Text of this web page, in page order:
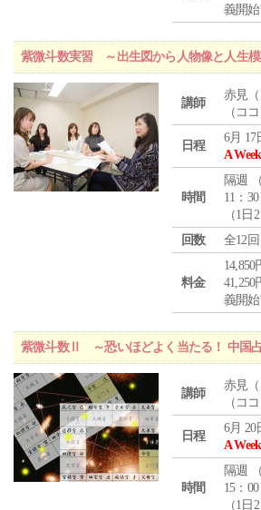
義開始
紫微斗数実習 ～出生図から人物像と人生
講師
赤見
（ココ
日程
6月 17
A Week
時間
隔週 （
11：
（1日
回数
全12回
料金
義開始
紫微斗数Ⅱ ～恐いほどよく当たる！ 中国
講師
赤見
（ココ
日程
6月 20
A Week
時間
隔週 （
15：
（1日